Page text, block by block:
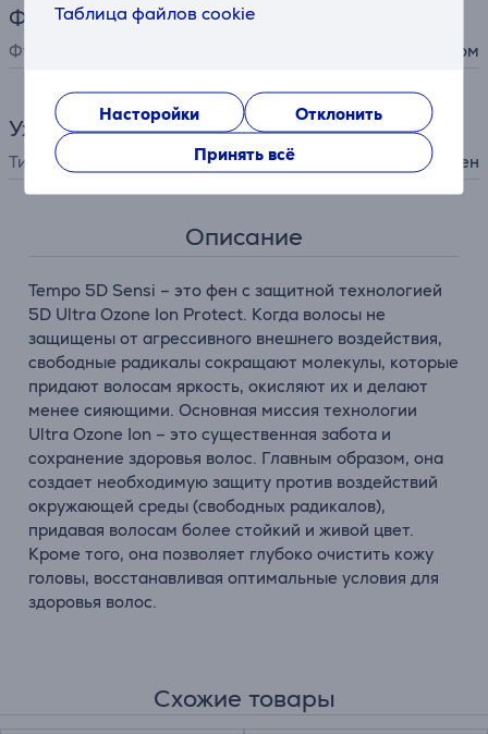
Таблица файлов cookie
Насторойки
Отклонить
Принять всё
Функции
Функции обдув холодным воздухом
Уход за волосами
Тип фен
Описание
Tempo 5D Sensi – это фен с защитной технологией
5D Ultra Ozone Ion Protect. Когда волосы не
защищены от агрессивного внешнего воздействия,
свободные радикалы сокращают молекулы, которые
придают волосам яркость, окисляют их и делают
менее сияющими. Основная миссия технологии
Ultra Ozone Ion – это существенная забота и
сохранение здоровья волос. Главным образом, она
создает необходимую защиту против воздействий
окружающей среды (свободных радикалов),
придавая волосам более стойкий и живой цвет.
Кроме того, она позволяет глубоко очистить кожу
головы, восстанавливая оптимальные условия для
здоровья волос.
Схожие товары